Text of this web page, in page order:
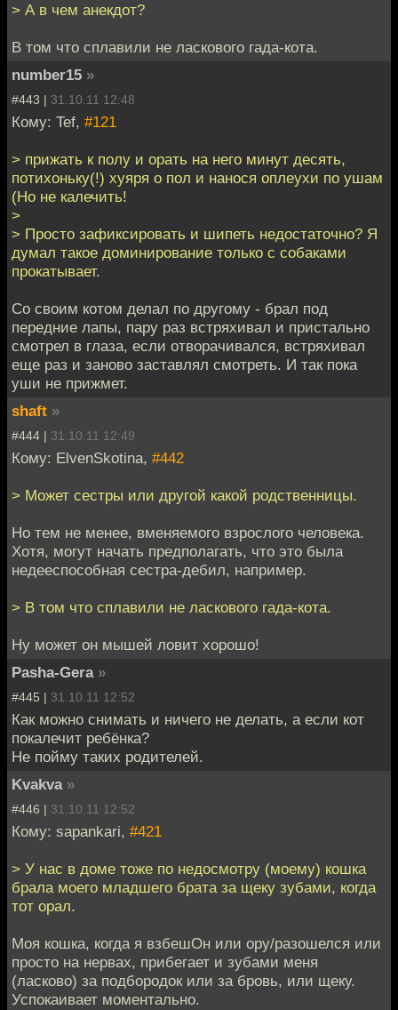
> А в чем анекдот?
В том что сплавили не ласкового гада-кота.
number15 »
#443 | 31.10.11 12:48
Кому: Tef, #121
> прижать к полу и орать на него минут десять,
потихоньку(!) хуяря о пол и нанося оплеухи по ушам
(Но не калечить!
>
> Просто зафиксировать и шипеть недостаточно? Я
думал такое доминирование только с собаками
прокатывает.
Со своим котом делал по другому - брал под
передние лапы, пару раз встряхивал и пристально
смотрел в глаза, если отворачивался, встряхивал
еще раз и заново заставлял смотреть. И так пока
уши не прижмет.
shaft »
#444 | 31.10.11 12:49
Кому: ElvenSkotina, #442
> Может сестры или другой какой родственницы.
Но тем не менее, вменяемого взрослого человека.
Хотя, могут начать предполагать, что это была
недееспособная сестра-дебил, например.
> В том что сплавили не ласкового гада-кота.
Ну может он мышей ловит хорошо!
Pasha-Gera »
#445 | 31.10.11 12:52
Как можно снимать и ничего не делать, а если кот
покалечит ребёнка?
Не пойму таких родителей.
Kvakva »
#446 | 31.10.11 12:52
Кому: sapankari, #421
> У нас в доме тоже по недосмотру (моему) кошка
брала моего младшего брата за щеку зубами, когда
тот орал.
Моя кошка, когда я взбешОн или ору/разошелся или
просто на нервах, прибегает и зубами меня
(ласково) за подбородок или за бровь, или щеку.
Успокаивает моментально.